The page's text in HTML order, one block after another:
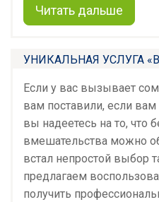
Читать дальше
УНИКАЛЬНАЯ УСЛУГА
Если у вас вызывает
вам поставили, если
вы надеетесь на то, что
вмешательства можно
встал непростой выбор
предлагаем
получить